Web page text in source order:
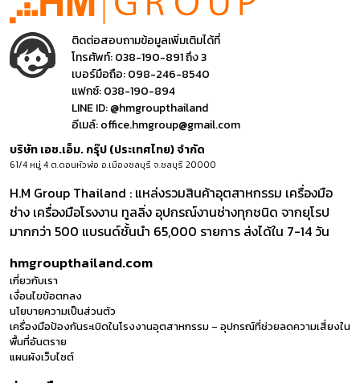
ติดต่อสอบถามข้อมูลเพิ่มเติมได้ที่
โทรศัพท์:038-190-891 ถึง 3
เบอร์มือถือ:098-246-8540
แฟกซ์:038-190-894
LINE ID:@hmgroupthailand
อีเมล์:office.hmgroup@gmail.com
บริษัท เอช.เอ็ม. กรุ๊ป (ประเทศไทย) จำกัด
61/4 หมู่ 4 ต.ดอนหัวฬ่อ อ.เมืองชลบุรี จ.ชลบุรี 20000
H.M Group Thailand : แหล่งรวมสินค้าอุตสาหกรรม เครื่องมือ
ช่าง เครื่องมือโรงงาน ทูลลิ่ง อุปกรณ์งานช่างทุกชนิด จากยุโรป
มากกว่า 500 แบรนด์ชั้นนำ 65,000 รายการ ส่งได้ใน 7-14 วัน
hmgroupthailand.com
เกี่ยวกับเรา
เงื่อนไขข้อตกลง
นโยบายความเป็นส่วนตัว
เครื่องมือป้องกันระเบิดในโรงงานอุตสาหกรรม – อุปกรณ์ที่ช่วยลดความเสี่ยงใน
พื้นที่อันตราย
แผนผังเว็บไซต์